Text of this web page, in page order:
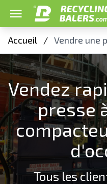
Accueil / Vendre une
Vendez
presse
Tous les